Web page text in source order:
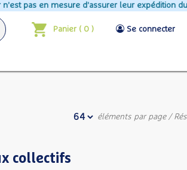
d'assurer leur expédition durant cette
Panier ( 0 ) Se connecter
éléments par page/
collectifs